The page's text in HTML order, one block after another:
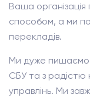
Ваша
способом, а ми
перекладів.
Ми дуже
СБУ та з радістю
управлінь. Ми